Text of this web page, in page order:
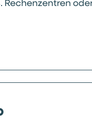
Rechenzentren